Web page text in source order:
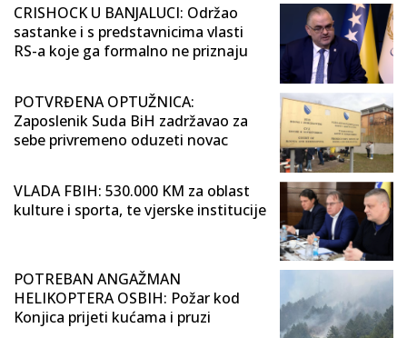
CRISHOCK U BANJALUCI: Održao
sastanke i s predstavnicima vlasti
RS-a koje ga formalno ne priznaju
POTVRĐENA OPTUŽNICA:
Zaposlenik Suda BiH zadržavao za
sebe privremeno oduzeti novac
VLADA FBIH: 530.000 KM za oblast
kulture i sporta, te vjerske institucije
POTREBAN ANGAŽMAN
HELIKOPTERA OSBIH: Požar kod
Konjica prijeti kućama i pruzi